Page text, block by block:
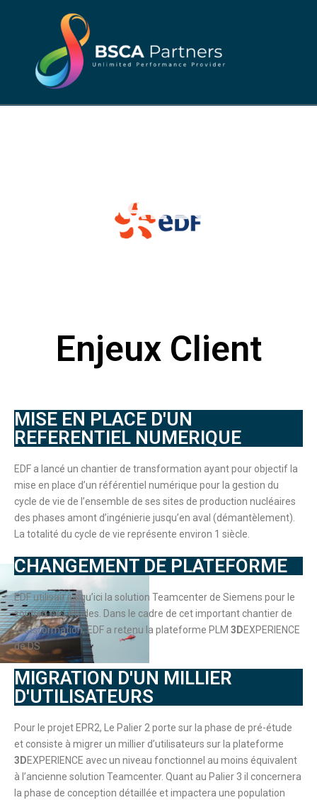
VALEO
Enjeux Client
MISE EN PLACE D'UN
REFERENTIEL NUMERIQUE
EDF a lancé un chantier de transformation ayant pour objectif la
mise en place d’un référentiel numérique pour la gestion du
cycle de vie de l’ensemble de ses sites de production nucléaires
des phases amont d’ingénierie jusqu’en aval (démantèlement).
La totalité du cycle de vie représente environ 1 siècle.
CHANGEMENT DE PLATEFORME
EDF utilisait jusqu’ici la solution Teamcenter de Siemens pour le
soutien des études. Dans le cadre de cet important chantier de
transformation, EDF a retenu la plateforme PLM 3DEXPERIENCE
de DS
MIGRATION D'UN MILLIER
D'UTILISATEURS
Pour le projet EPR2, Le Palier 2 porte sur la phase de pré-étude
et consiste à migrer un millier d’utilisateurs sur la plateforme
3DEXPERIENCE avec un niveau fonctionnel au moins équivalent
à l’ancienne solution Teamcenter. Quant au Palier 3 il concernera
la phase de conception détaillée et impactera une population